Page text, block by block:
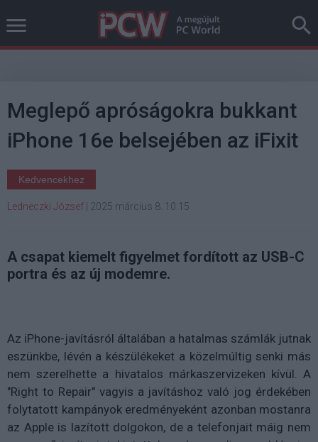
Meglepő apróságokra bukkant
iPhone 16e belsejében az iFixit
Kedvencekhez
Ledneczki József 2025 március 8. 10:15
A csapat kiemelt figyelmet fordított az USB-C
portra és az új modemre.
Az iPhone-javításról általában a hatalmas számlák jutnak
eszünkbe, lévén a készülékeket a közelmúltig senki más
nem szerelhette a hivatalos márkaszervizeken kívül. A
"Right to Repair" vagyis a javításhoz való jog érdekében
folytatott kampányok eredményeként azonban mostanra
az Apple is lazított dolgokon, de a telefonjait máig nem